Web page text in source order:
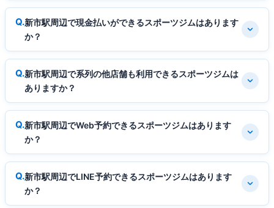
新市駅周辺で現金払いができるスポーツジムはあります
か？
新市駅周辺で系列の他店舗も利用できるスポーツジムは
ありますか？
新市駅周辺でWeb予約できるスポーツジムはあります
か？
新市駅周辺でLINE予約できるスポーツジムはあります
か？